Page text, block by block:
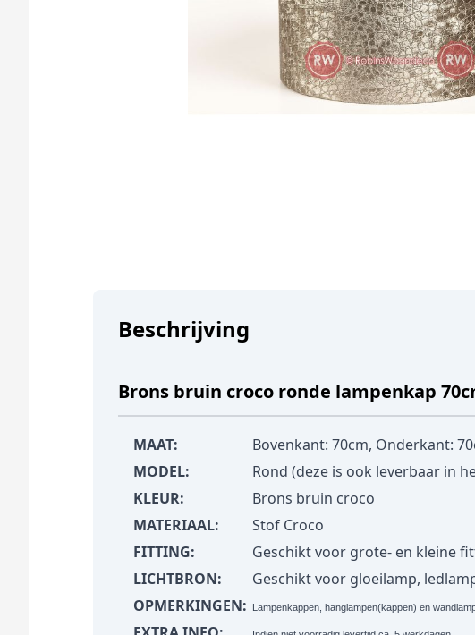
Beschrijving
Brons bruin croco ronde lampenkap
MAAT:
Bovenkant: 70cm, Onderkant:
MODEL:
Rond (deze is ook leverbaar in
KLEUR:
Brons bruin croco
MATERIAAL:
Stof Croco
FITTING:
Geschikt voor grote- en kleine
LICHTBRON:
Geschikt voor gloeilamp,
OPMERKINGEN:
Lampenkappen, hanglampen(kappen) en